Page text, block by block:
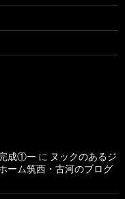
成①ー に ヌックのあるジ
ーム筑西・古河のブログ